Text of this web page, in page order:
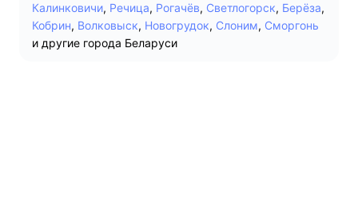
Калинковичи, Речица, Рогачёв, Светлогорск, Берёза,
Кобрин, Волковыск, Новогрудок, Слоним, Сморгонь
и другие города Беларуси